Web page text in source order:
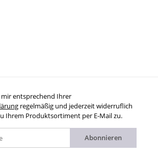
mir entsprechend Ihrer
regelmäßig und jederzeit widerruflich
Ihrem Produktsortiment per E-Mail zu.
Abonnieren